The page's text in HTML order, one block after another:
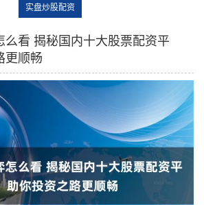
实盘炒股配资
么看 揭秘国内十大股票配资平
更顺畅